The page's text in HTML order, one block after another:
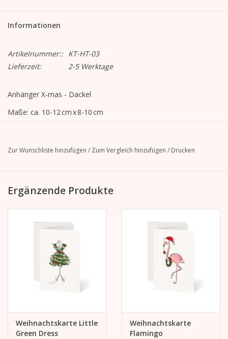
Informationen
Artikelnummer:: KT-HT-03
Lieferzeit:
2-5 Werktage
Anhänger X-mas - Dackel
Maße: ca. 10-12 cm x 8-10 cm
zertifiziert, Ripsband in rot
bedruckte Seite: matt Laminierung
unbedruckte Seite: keine
Zur Wunschliste hinzufügen / Zum Vergleich hinzufügen / Drucken
Ergänzende Produkte
Weihnachtskarte Little
Green Dress
Weihnachtskarte
Flamingo